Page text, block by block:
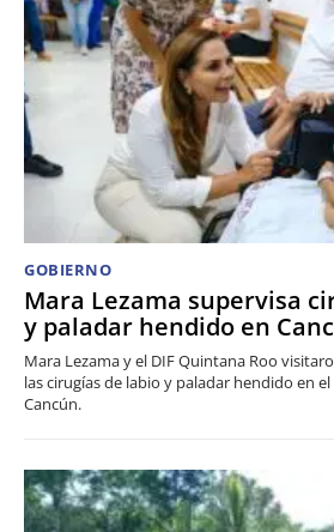
GOBIERNO
Mara Lezama supervisa
y paladar hendido en
Mara Lezama y el DIF Quintana Roo
las cirugías de labio y paladar hendido en
Cancún.